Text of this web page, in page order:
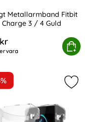
4 Roséguld
Metallarmband Fitbit
Charge 3 / 4 Guld
Köp
Metallarmband
Metallarmband